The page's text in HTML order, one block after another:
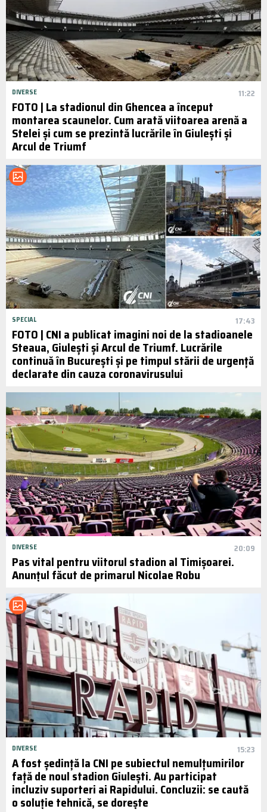
DIVERSE 11:22
FOTO | La stadionul din Ghencea a început
montarea scaunelor. Cum arată viitoarea arenă a
Stelei și cum se prezintă lucrările în Giulești și
Arcul de Triumf
SPECIAL 17:43
FOTO | CNI a publicat imagini noi de la stadioanele
Steaua, Giulești și Arcul de Triumf. Lucrările
continuă în București și pe timpul stării de urgență
declarate din cauza coronavirusului
DIVERSE 20:09
Pas vital pentru viitorul stadion al Timișoarei.
Anunțul făcut de primarul Nicolae Robu
DIVERSE 15:23
A fost ședință la CNI pe subiectul nemulțumirilor
față de noul stadion Giulești. Au participat
incluziv suporteri ai Rapidului. Concluzii: se caută
o soluție tehnică, se dorește